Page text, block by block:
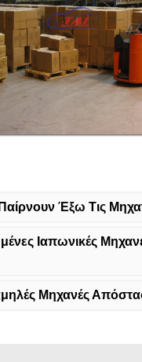
Έξω Τις
Ιαπωνικές
Μηχανές